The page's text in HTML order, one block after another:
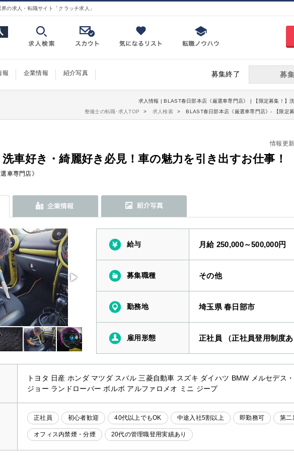
の求人・転職サイト「クラッチ求人」
報 企業情報 紹介写真 募
募集終了
求人情報 | BLAST春日部本店《厳選車専門店》 | 【限定募集！】
整備士の転職･求人TOP
求人検索 BLAST春日部本店《厳選車専門店》- 【限定
情報更
洗車好き・綺麗好き必見！車の魅力を引き出すお仕事！
車専門店》
給与 月給 250,000～500,000円
募集職種 その他
勤務地 埼玉県 春日部市
雇用形態 正社員 （正社員登用制度あ
トヨタ 日産 ホンダ マツダ スバル 三菱自動車 スズキ ダイハツ BMW メルセデス
ジョー ランドローバー ボルボ アルファロメオ ミニ ジープ
正社員 初心者歓迎 40代以上でもOK 中途入社5割以上 即勤務可 第二
オフィス内禁煙・分煙 20代の管理職登用実績あり